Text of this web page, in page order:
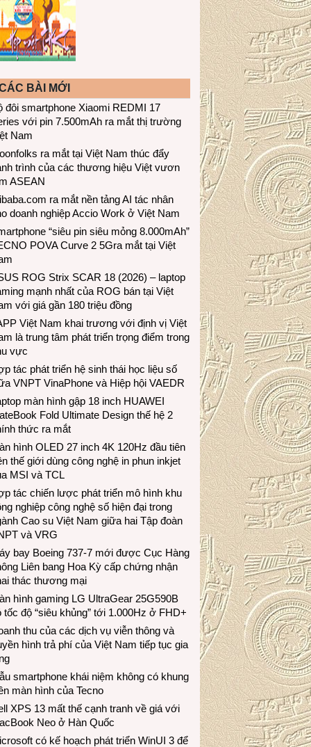
BÀI MỚI
đôi smartphone Xiaomi REDMI 17
với pin 7.500mAh ra mắt thị trường
Nam
ra mắt tại Việt Nam thúc đẩy
trình của các thương hiệu Việt vươn
ASEAN
ra mắt nền tảng AI tác nhân
doanh nghiệp Accio Work ở Việt Nam
“siêu pin siêu mỏng 8.000mAh”
POVA Curve 2 5Gra mắt tại Việt
ROG Strix SCAR 18 (2026) – laptop
mạnh nhất của ROG bán tại Việt
với giá gần 180 triệu đồng
Việt Nam khai trương với định vị Việt
là trung tâm phát triển trọng điểm trong
vực
tác phát triển hệ sinh thái học liệu số
VNPT VinaPhone và Hiệp hội VAEDR
màn hình gập 18 inch HUAWEI
Fold Ultimate Design thế hệ 2
thức ra mắt
hình OLED 27 inch 4K 120Hz đầu tiên
thế giới dùng công nghệ in phun inkjet
MSI và TCL
tác chiến lược phát triển mô hình khu
nghiệp công nghệ số hiện đại trong
Cao su Việt Nam giữa hai Tập đoàn
và VRG
bay Boeing 737-7 mới được Cục Hàng
Liên bang Hoa Kỳ cấp chứng nhận
thác thương mại
hình gaming LG UltraGear 25G590B
tốc độ “siêu khủng” tới 1.000Hz ở FHD+
thu của các dịch vụ viễn thông và
hình trả phí của Việt Nam tiếp tục gia
smartphone khái niệm không có khung
màn hình của Tecno
XPS 13 mất thế cạnh tranh về giá với
Neo ở Hàn Quốc
có kế hoạch phát triển WinUI 3 để